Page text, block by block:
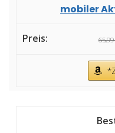
mobiler
65,99